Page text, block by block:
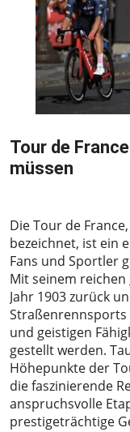
Tour de
müssen
Die Tour de
bezeichnet, ist ein
Fans und Sportler
Mit seinem reichen
Jahr 1903 zurück
Straßenrennsports
und geistigen
gestellt werden.
Höhepunkte der
die faszinierende
anspruchsvolle
prestigeträchtige